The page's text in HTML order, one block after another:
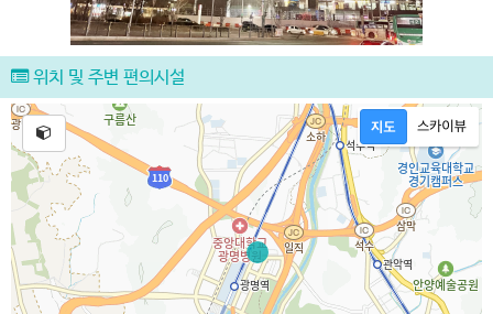
위치 및 주변 편의시설